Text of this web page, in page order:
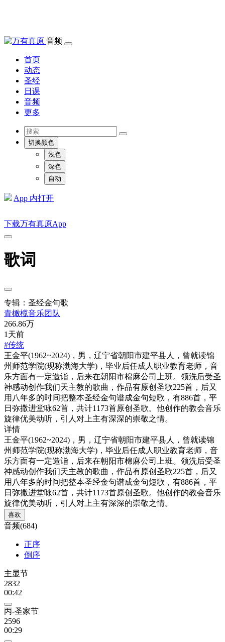
音频
首页
动态
圣经
日课
音频
更多
切换颜色
浅色
深色
自动
App 内打开
下载万有真原App
歌词
专辑：圣经金句歌
青橄榄音乐团队
266.86万
1天前
#传统
王金平(1962~2024)，男，辽宁省朝阳市建平县人，曾就读锦
州师范学院(现称渤海大学)，毕业后任成人职业教育老师，音
乐方面有一定造诣，后来在朝阳市棉麻公司上班。领洗后受圣
神感动创作我们天主教的歌曲，作品有原创圣歌225首，后又
用八年多的时间把整本圣经金句谱成金句短歌，有886首，平
日弥撒进堂咏62首，共计1173首原创圣歌。他创作的教会音乐
旋律优美动听，引人对上主有深深的崇敬之情。
详情
王金平(1962~2024)，男，辽宁省朝阳市建平县人，曾就读锦
州师范学院(现称渤海大学)，毕业后任成人职业教育老师，音
乐方面有一定造诣，后来在朝阳市棉麻公司上班。领洗后受圣
神感动创作我们天主教的歌曲，作品有原创圣歌225首，后又
用八年多的时间把整本圣经金句谱成金句短歌，有886首，平
日弥撒进堂咏62首，共计1173首原创圣歌。他创作的教会音乐
旋律优美动听，引人对上主有深深的崇敬之情。
喜欢
音频(684)
正序
倒序
主显节
2832
00:42
丙-圣家节
2596
00:29